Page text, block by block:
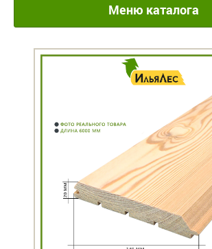
Меню каталога